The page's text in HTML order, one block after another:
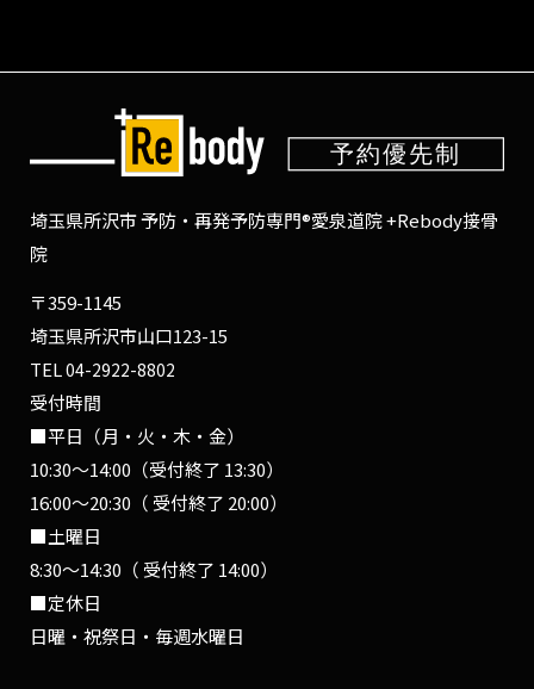
埼玉県所沢市 予防・再発予防専門®愛泉道院 +Rebody接骨
院
〒359-1145
埼玉県所沢市山口123-15
TEL04-2922-8802
受付時間
■平日（月・火・木・金）
10:30〜14:00（受付終了 13:30）
16:00〜20:30（ 受付終了 20:00）
■土曜日
8:30〜14:30（ 受付終了 14:00）
■定休日
日曜・祝祭日・毎週水曜日